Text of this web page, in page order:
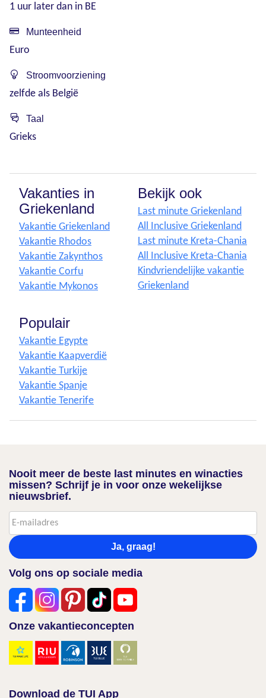
1 uur later dan in BE
Munteenheid
Euro
Stroomvoorziening
zelfde als België
Taal
Grieks
Vakanties in
Griekenland
Vakantie Griekenland
Vakantie Rhodos
Vakantie Zakynthos
Vakantie Corfu
Vakantie Mykonos
Bekijk ook
Last minute Griekenland
All Inclusive Griekenland
Last minute Kreta-Chania
All Inclusive Kreta-Chania
Kindvriendelijke vakantie
Griekenland
Populair
Vakantie Egypte
Vakantie Kaapverdië
Vakantie Turkije
Vakantie Spanje
Vakantie Tenerife
Nooit meer de beste last minutes en winacties
missen? Schrijf je in voor onze wekelijkse
nieuwsbrief.
Ja, graag!
Volg ons op sociale media
Onze vakantieconcepten
Download de TUI App